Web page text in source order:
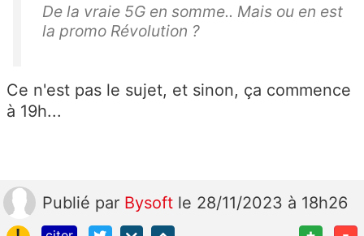
De la vraie 5G en somme.. Mais ou en est
la promo Révolution ?
Ce n'est pas le sujet, et sinon, ça commence
à 19h...
Publié par Bysoft le 28/11/2023 à 18h26